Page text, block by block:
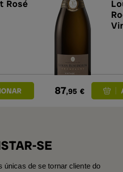
Rosé
87,95 €
SE
únicas de se tornar cliente do